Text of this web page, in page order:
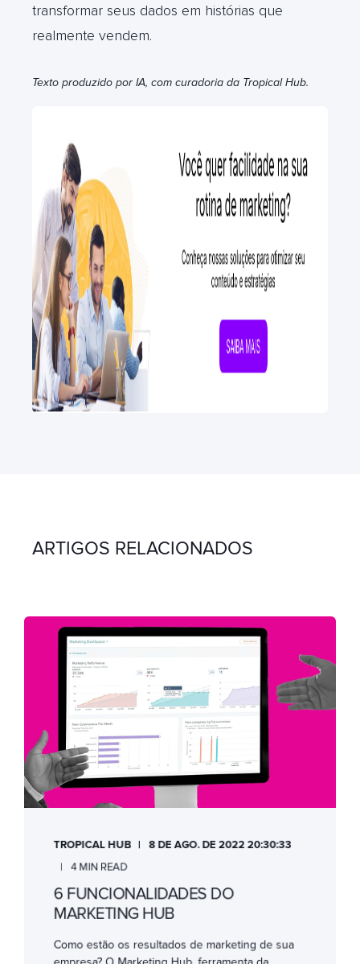
transformar seus dados em histórias que
realmente vendem.
Texto produzido por IA, com curadoria da Tropical Hub.
ARTIGOS RELACIONADOS
TROPICAL HUB 8 DE AGO. DE 2022 20:30:33
4 MIN READ
6 FUNCIONALIDADES DO
MARKETING HUB
Como estão os resultados de marketing de sua